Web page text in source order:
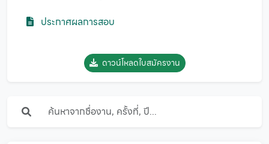
ประกาศผลการสอบ
ดาวน์โหลดใบสมัครงาน